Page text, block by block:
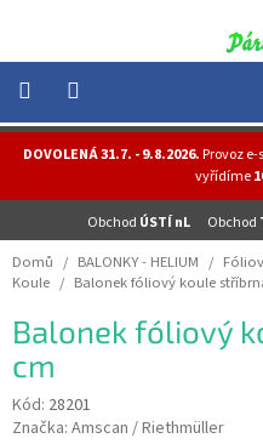
obsah
DOVOLENÁ 31.7. - 9.8.2026.Provoz e-
vyřídíme
Obchod ÚSTÍ nL Obchod
NOVINKY
HELIUM
-
OSLAVY
MASKY
-
KOSTÝMY
Domů / BALONKY - HELIUM /
Koule / Balonek fóliový koule
Balonek fóliový
cm
Kód: 28201
Značka: Amscan / Riethmüller